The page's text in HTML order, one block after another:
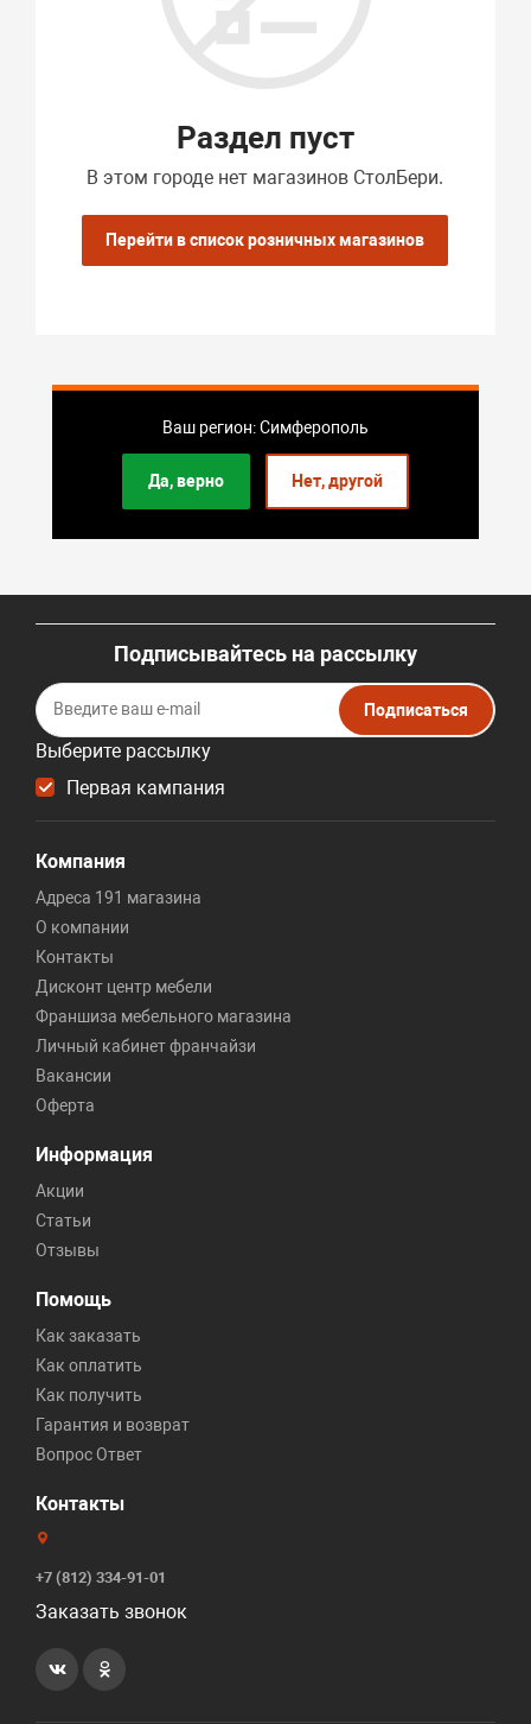
Ваш регион: Симферополь
Да, верно Нет, другой
Раздел пуст
В этом городе нет магазинов СтолБери.
Перейти в список розничных магазинов
Подписывайтесь на рассылку
Выберите рассылку
Первая кампания
Подписаться
Компания
Адреса 191 магазина
О компании
Контакты
Дисконт центр мебели
Франшиза мебельного магазина
Личный кабинет франчайзи
Вакансии
Оферта
Информация
Акции
Статьи
Отзывы
Помощь
Как заказать
Как оплатить
Как получить
Гарантия и возврат
Вопрос Ответ
Контакты
+7 (812) 334-91-01
Заказать звонок